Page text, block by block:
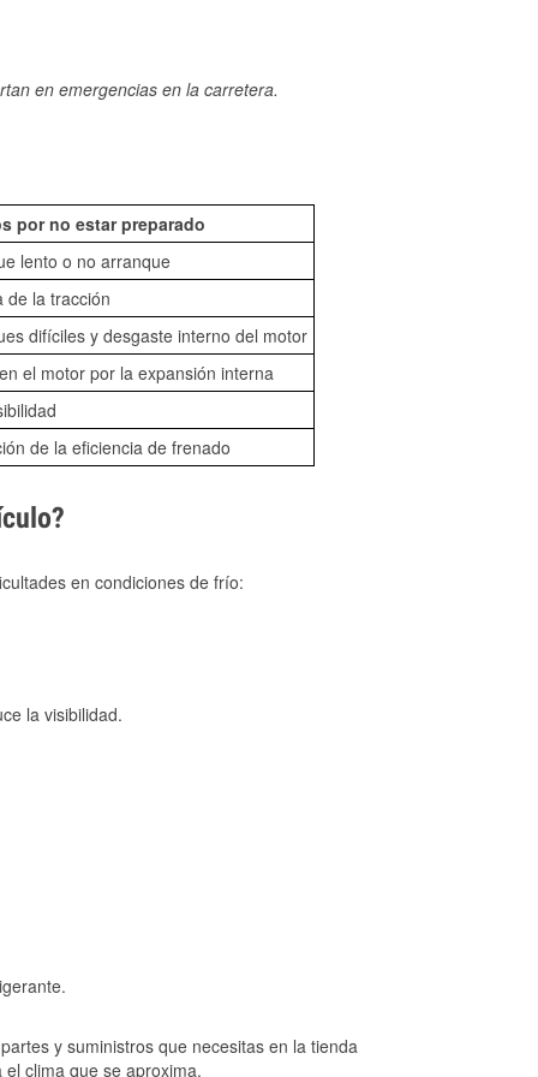
en emergencias en la carretera.
por no estar preparado
lento o no arranque
de la tracción
difíciles y desgaste interno del motor
el motor por la expansión interna
de la eficiencia de frenado
en condiciones de frío:
la visibilidad.
y suministros que necesitas en la tienda
clima que se aproxima.